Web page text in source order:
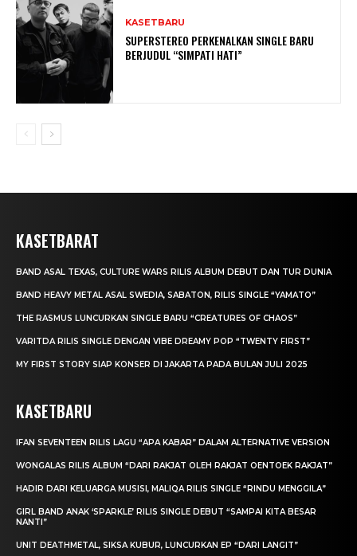
KASETBARU
SUPERSTEREO PERKENALKAN SINGLE BARU
BERJUDUL “SIMPATI HATI”
KASETBARAT
BAND ASAL TEXAS, CULTURE WARS RILIS ALBUM DEBUT DAN TUR DUNIA
BAND HEAVY METAL ASAL SWEDIA, SABATON, RILIS SINGLE “YAMATO”
THE RASMUS LUNCURKAN SINGLE BARU “CREATURES OF CHAOS”
VARITDA RILIS SINGLE DENGAN VIBE DREAMY POP “TWENTY FIRST”
MY FIRST STORY SIAP KONSER DI JAKARTA PADA BULAN JULI 2025
KASETBARU
IFAN SEVENTEEN RILIS LAGU “APA KABAR” DALAM ALTERNATIVE VERSION
WONGALAS RILIS ALBUM “DARI RAKJAT OLEH RAKJAT OENTOEK RAKJAT”
HADIR DARI KELUARGA MUSISI, MALIQA RILIS SINGLE “RINDU MENGGILA”
GIRL BAND ANAK ‘SPARKLE’ RILIS SINGLE DEBUT “SAMPAI KITA BESAR
NANTI”
UNIT DEATHMETAL, SIKSA KUBUR, LUNCURKAN EP “DARI LANGIT”